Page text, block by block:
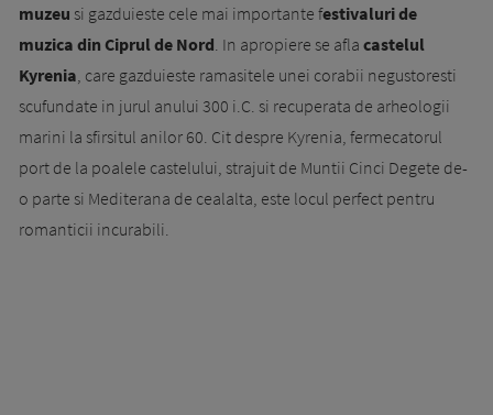
muzeu si gazduieste cele mai im­por­tante festivaluri de
muzica din Ciprul de Nord . In apropiere se afla castelul
Kyrenia , care gazduieste ramasitele unei corabii negustoresti
scufundate in jurul anului 300 i.C. si recuperata de arheologii
marini la sfirsitul anilor 60. Cit despre Kyrenia, fermecatorul
port de la poalele castelului, strajuit de Muntii Cinci Dege­te de-
o parte si Mediterana de cealalta, este locul perfect pentru
romanticii incurabili.